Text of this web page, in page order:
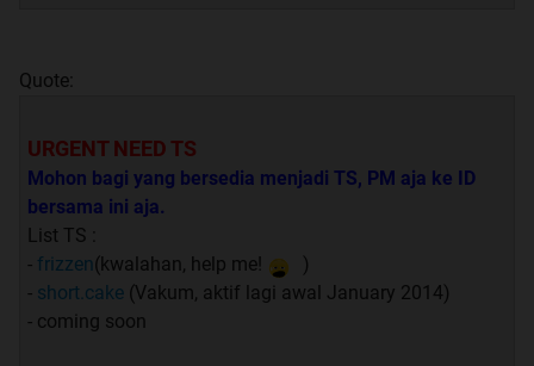
Quote:
URGENT NEED TS
Mohon bagi yang bersedia menjadi TS, PM aja ke ID
bersama ini aja.
List TS :
- frizzen(kwalahan, help me!
)
- short.cake (Vakum, aktif lagi awal January 2014)
- coming soon